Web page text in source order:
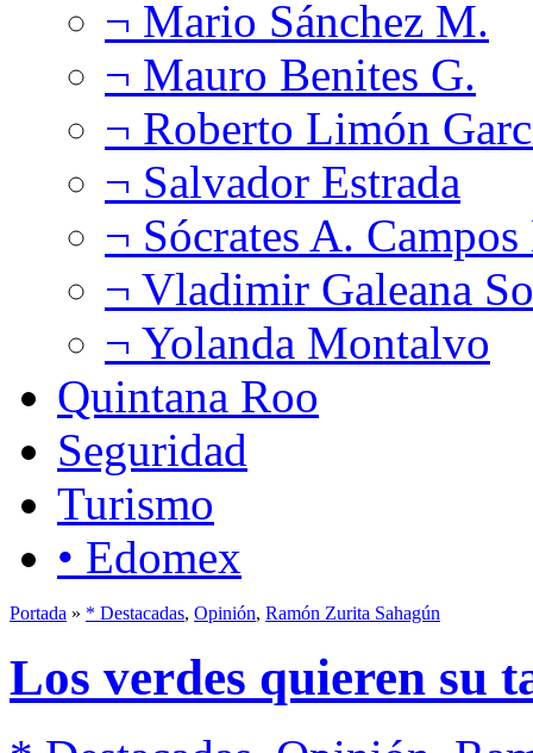
¬ Mario Sánchez M.
¬ Mauro Benites G.
¬ Roberto Limón
¬ Salvador Estrada
¬ Sócrates A.
¬ Vladimir Galeana
¬ Yolanda Montalvo
Quintana Roo
Seguridad
Turismo
• Edomex
Portada » * Destacadas, Opinión, Ramón Zurita Sahagún
Los verdes quieren su